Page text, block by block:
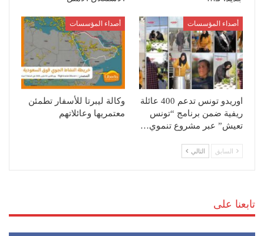
أصداء المؤسسات
اوريدو تونس تدعم 400 عائلة
ريفية ضمن برنامج “تونس
تعيش” عبر مشروع تنموي…
أصداء المؤسسات
وكالة ليبرتا للأسفار تطمئن
معتمريها وعائلاتهم
السابق التالي
تابعنا على